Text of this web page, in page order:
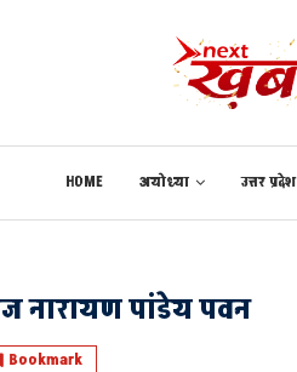
HOME अयोध्या उत्तर प्रदेश
नारायण पांडेय पवन
Bookmark